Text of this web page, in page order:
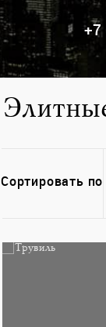
+7
Сортировать по